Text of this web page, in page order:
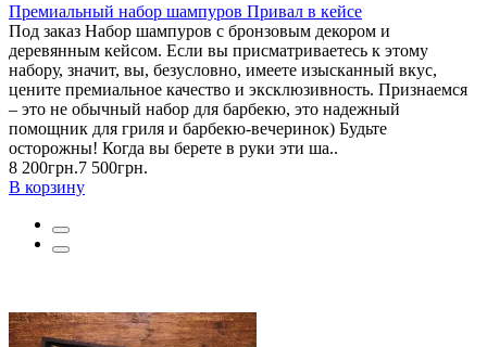
Премиальный набор шампуров Привал в кейсе
Под заказ Набор шампуров с бронзовым декором и
деревянным кейсом. Если вы присматриваетесь к этому
набору, значит, вы, безусловно, имеете изысканный вкус,
цените премиальное качество и эксклюзивность. Признаемся
– это не обычный набор для барбекю, это надежный
помощник для гриля и барбекю-вечеринок) Будьте
осторожны! Когда вы берете в руки эти ша..
8 200грн.7 500грн.
В корзину